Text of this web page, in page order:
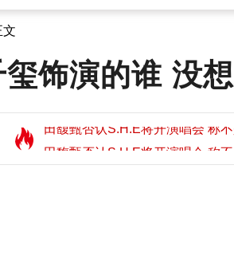
文
玺饰演的谁 没
田馥甄否认S.H.E将开演唱会 称
望11:08
田馥甄否认S.H.E将开演唱会 称